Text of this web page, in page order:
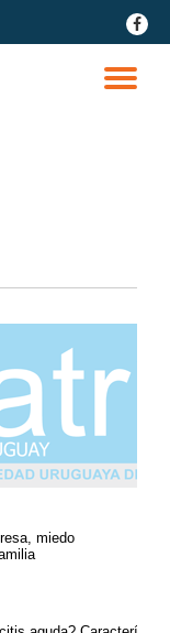
fa-